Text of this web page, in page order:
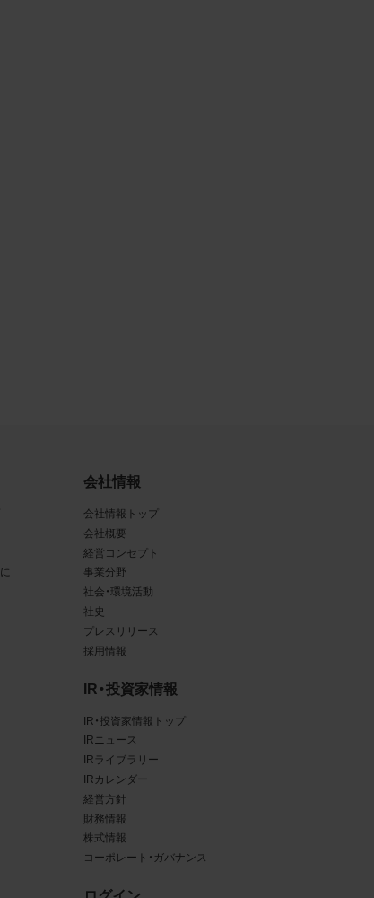
会社情報
会社情報トップ
会社概要
経営コンセプト
事業分野
社会・環境活動
社史
プレスリリース
採用情報
IR・投資家情報
IR・投資家情報トップ
IRニュース
IRライブラリー
IRカレンダー
経営方針
財務情報
株式情報
コーポレート・ガバナンス